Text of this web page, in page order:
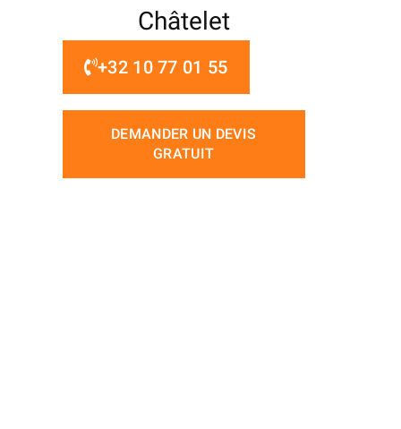
Châtelet
+32 10 77 01 55
DEMANDER UN DEVIS
GRATUIT